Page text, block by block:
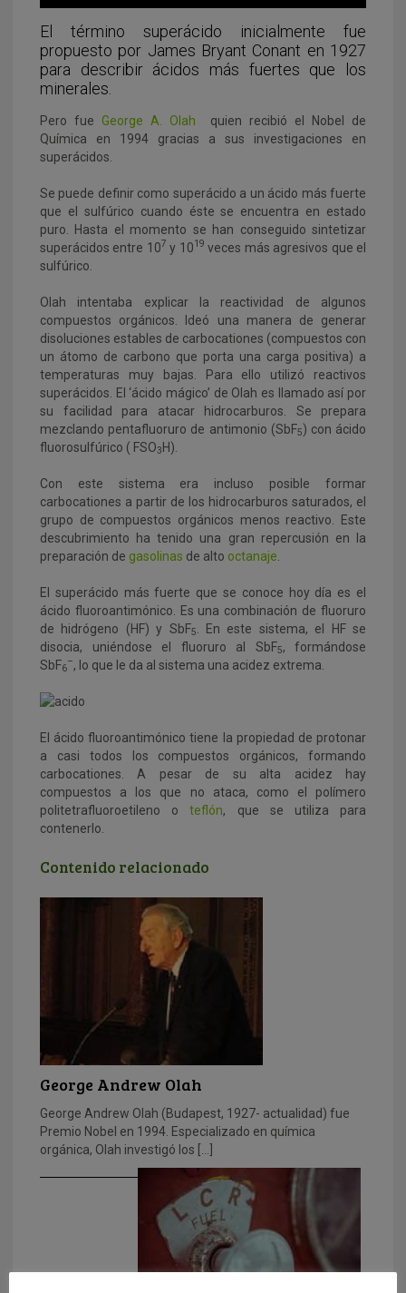
El término superácido inicialmente fue
propuesto por James Bryant Conant en 1927
para describir ácidos más fuertes que los
minerales.
Pero fue George A. Olah quien recibió el Nobel de
Química en 1994 gracias a sus investigaciones en
superácidos.
Se puede definir como superácido a un ácido más fuerte
que el sulfúrico cuando éste se encuentra en estado
puro. Hasta el momento se han conseguido sintetizar
superácidos entre 107 y 1019 veces más agresivos que el
sulfúrico.
Olah intentaba explicar la reactividad de algunos
compuestos orgánicos. Ideó una manera de generar
disoluciones estables de carbocationes (compuestos con
un átomo de carbono que porta una carga positiva) a
temperaturas muy bajas. Para ello utilizó reactivos
superácidos. El ‘ácido mágico’ de Olah es llamado así por
su facilidad para atacar hidrocarburos. Se prepara
mezclando pentafluoruro de antimonio (SbF5) con ácido
fluorosulfúrico ( FSO3H).
Con este sistema era incluso posible formar
carbocationes a partir de los hidrocarburos saturados, el
grupo de compuestos orgánicos menos reactivo. Este
descubrimiento ha tenido una gran repercusión en la
preparación de gasolinas de alto octanaje
El superácido más fuerte que se conoce hoy día es el
ácido fluoroantimónico. Es una combinación de fluoruro
de hidrógeno (HF) y SbF5
. En este sistema, el HF se
disocia, uniéndose el fluoruro al SbF5, formándose
SbF6
–, lo que le da al sistema una acidez extrema.
El ácido fluoroantimónico tiene la propiedad de protonar
a casi todos los compuestos orgánicos, formando
carbocationes. A pesar de su alta acidez hay
compuestos a los que no ataca, como el polímero
politetrafluoroetileno oteflón, que se utiliza para
contenerlo.
Contenido relacionado
George Andrew Olah
George Andrew Olah (Budapest, 1927- actualidad) fue
Premio Nobel en 1994. Especializado en química
orgánica, Olah investigó los […]